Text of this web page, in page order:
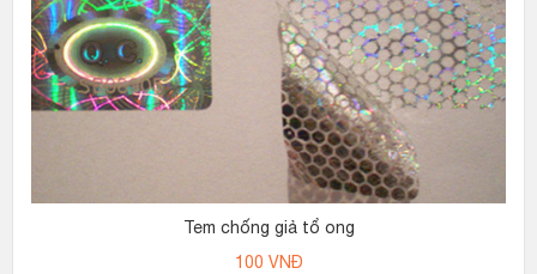
Tem chống giả tổ ong
100 VNĐ